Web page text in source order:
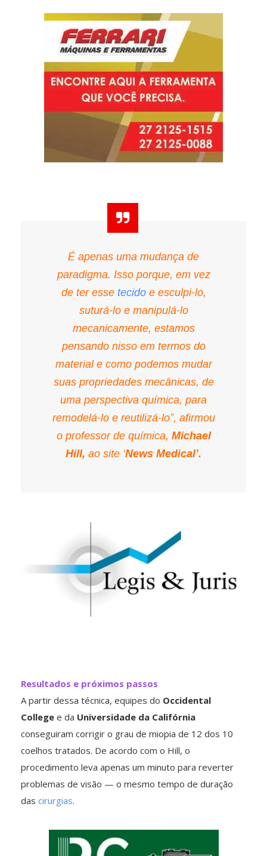
É apenas uma mudança de
paradigma. Isso porque, em vez
de ter esse tecidoe esculpi-lo,
suturá-lo e manipulá-lo
mecanicamente, estamos
pensando nisso em termos do
material e como podemos mudar
suas propriedades mecânicas, de
uma perspectiva química, para
remodelá-lo e reutilizá-lo”, afirmou
o professor de química, Michael
Hill, ao site ‘News Medical’.
Resultados e próximos passos
A partir dessa técnica, equipes do Occidental
College e da Universidade da Califórnia
conseguiram corrigir o grau de miopia de 12 dos 10
coelhos tratados. De acordo com o Hill, o
procedimento leva apenas um minuto para reverter
problemas de visão — o mesmo tempo de duração
das cirurgias.